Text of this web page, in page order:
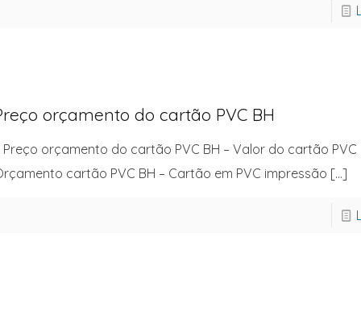
orçamento do cartão PVC BH
Preço orçamento do cartão PVC BH – Valor do cartão PVC
cartão PVC BH – Cartão em PVC impressão […]